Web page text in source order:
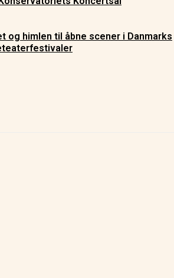
og himlen til åbne scener i Danmarks